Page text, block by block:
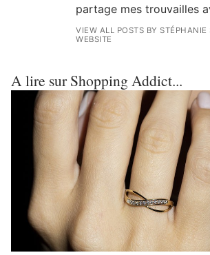
partage mes trouvailles
VIEW ALL POSTS BY
WEBSITE
A lire sur Shopping Addict...